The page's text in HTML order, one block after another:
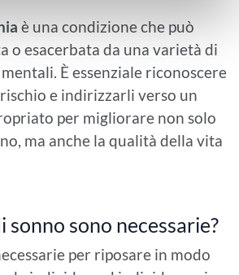
è una condizione che può
o esacerbata da una varietà di
È essenziale riconoscere
e indirizzarli verso un
per migliorare non solo
ma anche la qualità della vita
sonno sono necessarie?
per riposare in modo